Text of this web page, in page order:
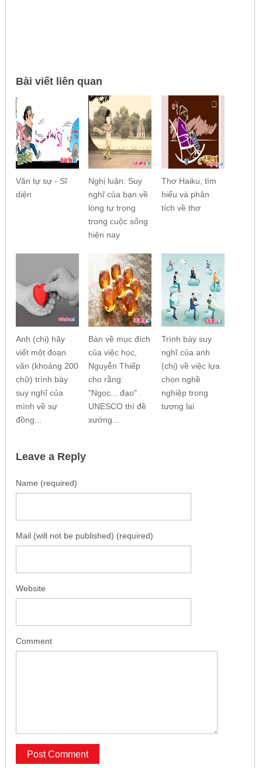
Bài viết liên quan
Văn tự sự - Sĩ
diện
Nghị luận: Suy
nghĩ của bạn về
lòng tự trọng
trong cuộc sống
hiện nay
Thơ Haiku, tìm
hiểu và phân
tích về thơ
Anh (chị) hãy
viết một đoạn
văn (khoảng 200
chữ) trình bày
suy nghĩ của
mình về sự
đồng...
Bàn về mục đích
của việc học,
Nguyễn Thiếp
cho rằng:
"Ngọc... đạo" .
UNESCO thì đề
xướng...
Trình bày suy
nghĩ của anh
(chị) về việc lựa
chọn nghề
nghiệp trong
tương lai
Leave a Reply
Name (required)
Mail (will not be published) (required)
Website
Comment